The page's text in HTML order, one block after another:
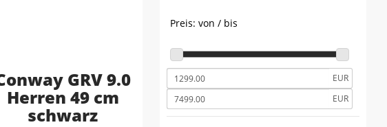
GRV 9.0
Herren 49 cm
schwarz
Preis: von / bis
EUR
EUR